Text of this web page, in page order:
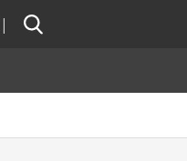
adicional de acciones
Buscador